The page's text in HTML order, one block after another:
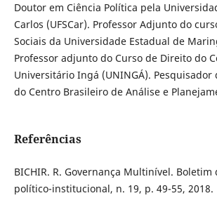
Doutor em Ciência Política pela
Carlos (UFSCar). Professor Adjunto do
Sociais da Universidade Estadual de
Professor adjunto do Curso de Direito do
Universitário Ingá (UNINGÁ). Pesquisador
do Centro Brasileiro de Análise e
Referências
BICHIR. R. Governança Multinível. Boletim
político-institucional, n. 19, p. 49-55, 2018.